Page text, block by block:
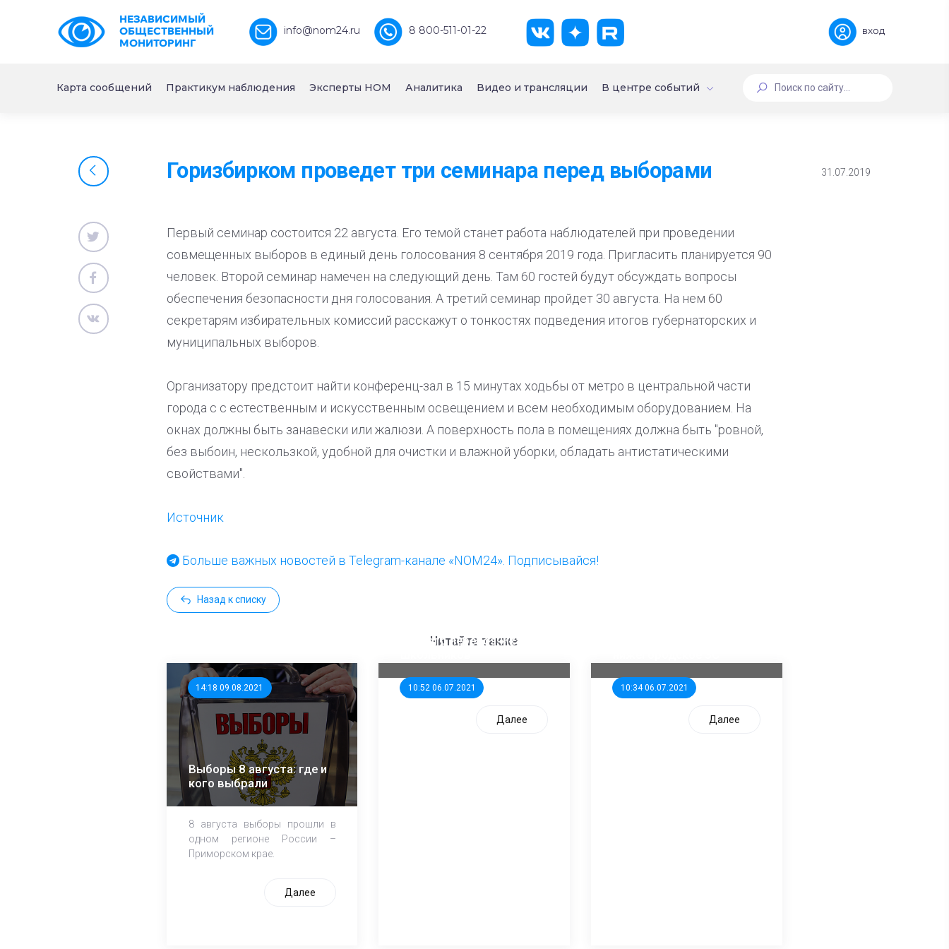
НЕЗАВИСИМЫЙ
ОБЩЕСТВЕННЫЙ
МОНИТОРИНГ
info@nom24.ru 8 800-511-01-22 вход
Карта сообщений Практикум наблюдения Эксперты НОМ Аналитика Видео и трансляции В центре событий
Горизбирком проведет три семинара перед выборами 31.07.2019
Первый семинар состоится 22 августа. Его темой станет работа наблюдателей при проведении
совмещенных выборов в единый день голосования 8 сентября 2019 года. Пригласить планируется 90
человек. Второй семинар намечен на следующий день. Там 60 гостей будут обсуждать вопросы
обеспечения безопасности дня голосования. А третий семинар пройдет 30 августа. На нем 60
секретарям избирательных комиссий расскажут о тонкостях подведения итогов губернаторских и
муниципальных выборов.
Организатору предстоит найти конференц-зал в 15 минутах ходьбы от метро в центральной части
города с с естественным и искусственным освещением и всем необходимым оборудованием. На
окнах должны быть занавески или жалюзи. А поверхность пола в помещениях должна быть "ровной,
без выбоин, нескользкой, удобной для очистки и влажной уборки, обладать антистатическими
свойствами".
Источник
Больше важных новостей в Telegram-канале «NOM24». Подписывайся!
Назад к списку
Читайте также
14:18 09.08.2021
Выборы 8 августа: где и
кого выбрали
8 августа выборы прошли в
одном регионе России –
Приморском крае.
Далее
10:52 06.07.2021
единого перевозчика для
Далее
10:34 06.07.2021
Далее